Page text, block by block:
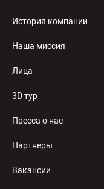
История компании
Наша миссия
Лица
3D тур
Пресса о нас
Партнеры
Вакансии